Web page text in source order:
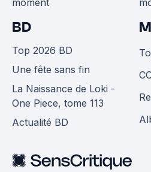
BD
Top 2026 BD
Une fête sans fin
La Naissance de Loki -
One Piece, tome 113
Actualité BD